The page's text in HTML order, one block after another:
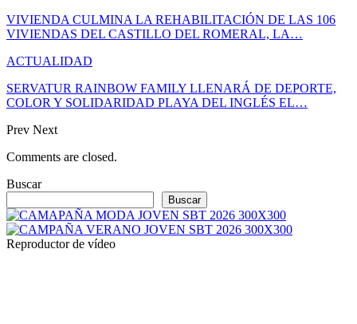
VIVIENDA CULMINA LA REHABILITACIÓN DE LAS 106
VIVIENDAS DEL CASTILLO DEL ROMERAL, LA…
ACTUALIDAD
SERVATUR RAINBOW FAMILY LLENARÁ DE DEPORTE,
COLOR Y SOLIDARIDAD PLAYA DEL INGLÉS EL…
Prev Next
Comments are closed.
Buscar
Buscar
Reproductor de vídeo